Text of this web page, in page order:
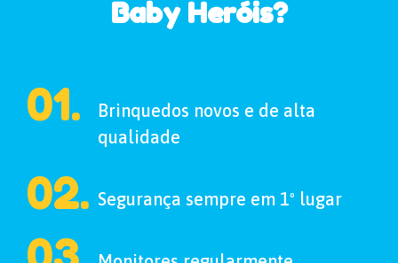
Baby Heróis?
01.
Brinquedos novos e de alta
qualidade
02. Segurança sempre em 1º lugar